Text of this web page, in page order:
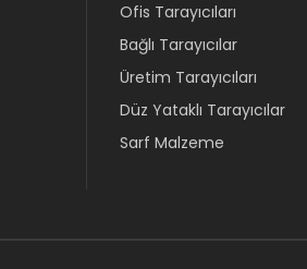
Ofis Tarayıcıları
Bağlı Tarayıcılar
Üretim Tarayıcıları
Düz Yataklı Tarayıcılar
Sarf Malzeme